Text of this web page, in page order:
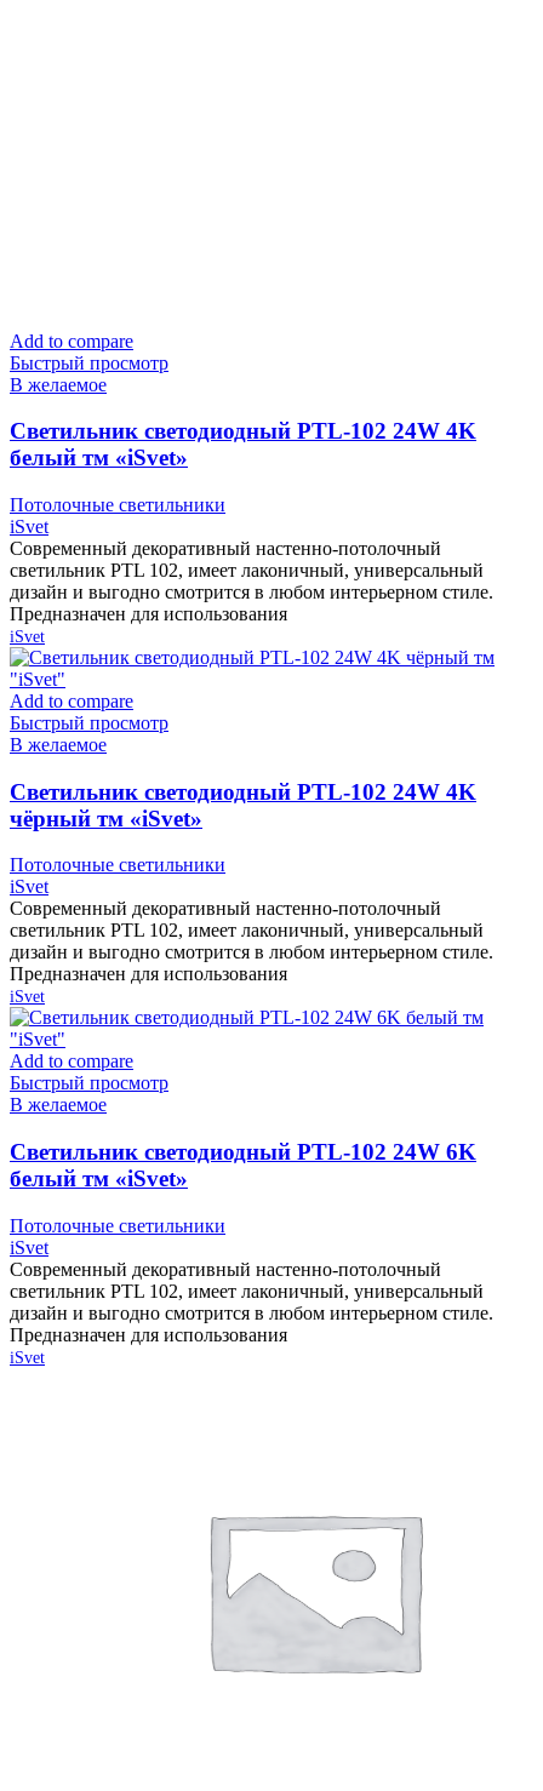
Add to compare
Быстрый просмотр
В желаемое
Cветильник светодиодный PTL-102 24W 4K
белый тм «iSvet»
Потолочные светильники
iSvet
Современный декоративный настенно-потолочный
светильник PTL 102, имеет лаконичный, универсальный
дизайн и выгодно смотрится в любом интерьерном стиле.
Предназначен для использования
iSvet
Add to compare
Быстрый просмотр
В желаемое
Cветильник светодиодный PTL-102 24W 4K
чёрный тм «iSvet»
Потолочные светильники
iSvet
Современный декоративный настенно-потолочный
светильник PTL 102, имеет лаконичный, универсальный
дизайн и выгодно смотрится в любом интерьерном стиле.
Предназначен для использования
iSvet
Add to compare
Быстрый просмотр
В желаемое
Cветильник светодиодный PTL-102 24W 6K
белый тм «iSvet»
Потолочные светильники
iSvet
Современный декоративный настенно-потолочный
светильник PTL 102, имеет лаконичный, универсальный
дизайн и выгодно смотрится в любом интерьерном стиле.
Предназначен для использования
iSvet